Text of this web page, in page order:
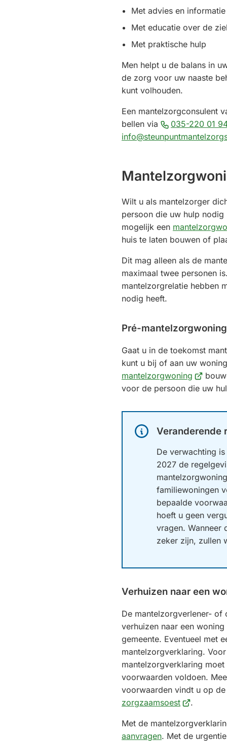
Met advies en
Met educatie over de
Met praktische hulp
Men helpt u de balans in
de zorg voor uw naaste
kunt volhouden.
Een mantelzorgconsulent
bellen via
035-220 01
Wilt u als mantelzorger
persoon die uw hulp nodig
mogelijk een
huis te laten bouwen of
Dit mag alleen als de
maximaal twee personen
mantelzorgrelatie hebben
nodig heeft.
Pré-mantelzorgwoning
Gaat u in de toekomst
kunt u bij of aan uw
mantelzorgwoning (Verwijst
naar
externe
website)
voor de persoon die uw
Informatie:
Veranderende
De verwachting
2027 de
familiewoningen
bepaalde
hoeft u geen
vragen. Wanneer
zeker zijn, zullen
Verhuizen naar een
De mantelzorgverlener- of
verhuizen naar een
gemeente. Eventueel met
mantelzorgverklaring.
mantelzorgverklaring
voorwaarden voldoen.
voorwaarden vindt u op
zorgzaamsoest(Verwijst
een
.
Met de
aanvragen. Met de